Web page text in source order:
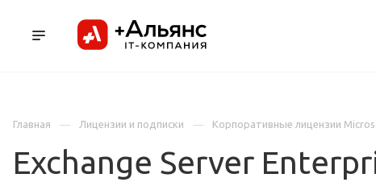
Главная
Лицензии и подписки Корпоративные лицензии
Exchange Server